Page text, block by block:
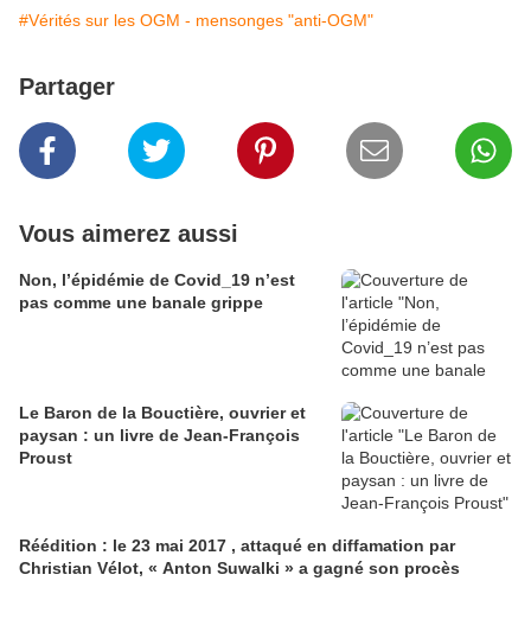
#Vérités sur les OGM - mensonges "anti-OGM"
Partager
Vous aimerez aussi
Non, l’épidémie de Covid_19 n’est
pas comme une banale grippe
Le Baron de la Bouctière, ouvrier et
paysan : un livre de Jean-François
Proust
Réédition : le 23 mai 2017 , attaqué en diffamation par
Christian Vélot, « Anton Suwalki » a gagné son procès